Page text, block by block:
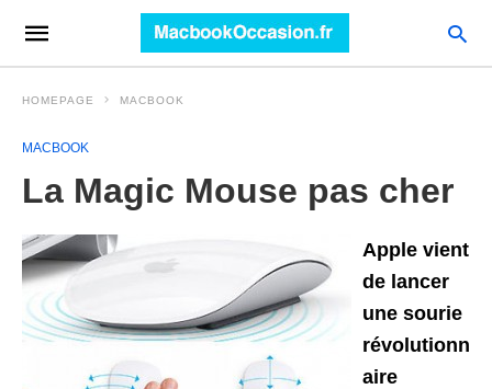
HOMEPAGE MACBOOK
MACBOOK
La Magic Mouse pas cher
Apple vient
de lancer
une sourie
révolutionn
aire